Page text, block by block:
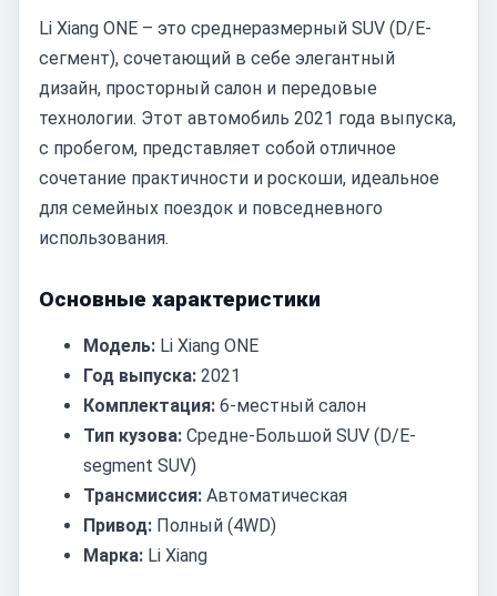
Li Xiang ONE – это среднеразмерный SUV (D/E-
сегмент), сочетающий в себе элегантный
дизайн, просторный салон и передовые
технологии. Этот автомобиль 2021 года выпуска,
с пробегом, представляет собой отличное
сочетание практичности и роскоши, идеальное
для семейных поездок и повседневного
использования.
Основные характеристики
Модель: Li Xiang ONE
Год выпуска: 2021
Комплектация: 6-местный салон
Тип кузова: Средне-Большой SUV (D/E-
segment SUV)
Трансмиссия: Автоматическая
Привод: Полный (4WD)
Марка: Li Xiang